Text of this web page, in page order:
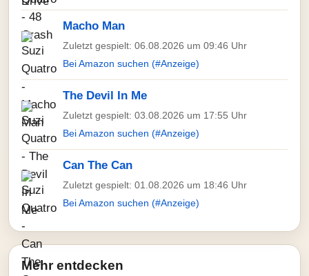
Macho Man
Zuletzt gespielt: 06.08.2026 um 09:46 Uhr
Bei Amazon suchen (#Anzeige)
The Devil In Me
Zuletzt gespielt: 03.08.2026 um 17:55 Uhr
Bei Amazon suchen (#Anzeige)
Can The Can
Zuletzt gespielt: 01.08.2026 um 18:46 Uhr
Bei Amazon suchen (#Anzeige)
Mehr entdecken